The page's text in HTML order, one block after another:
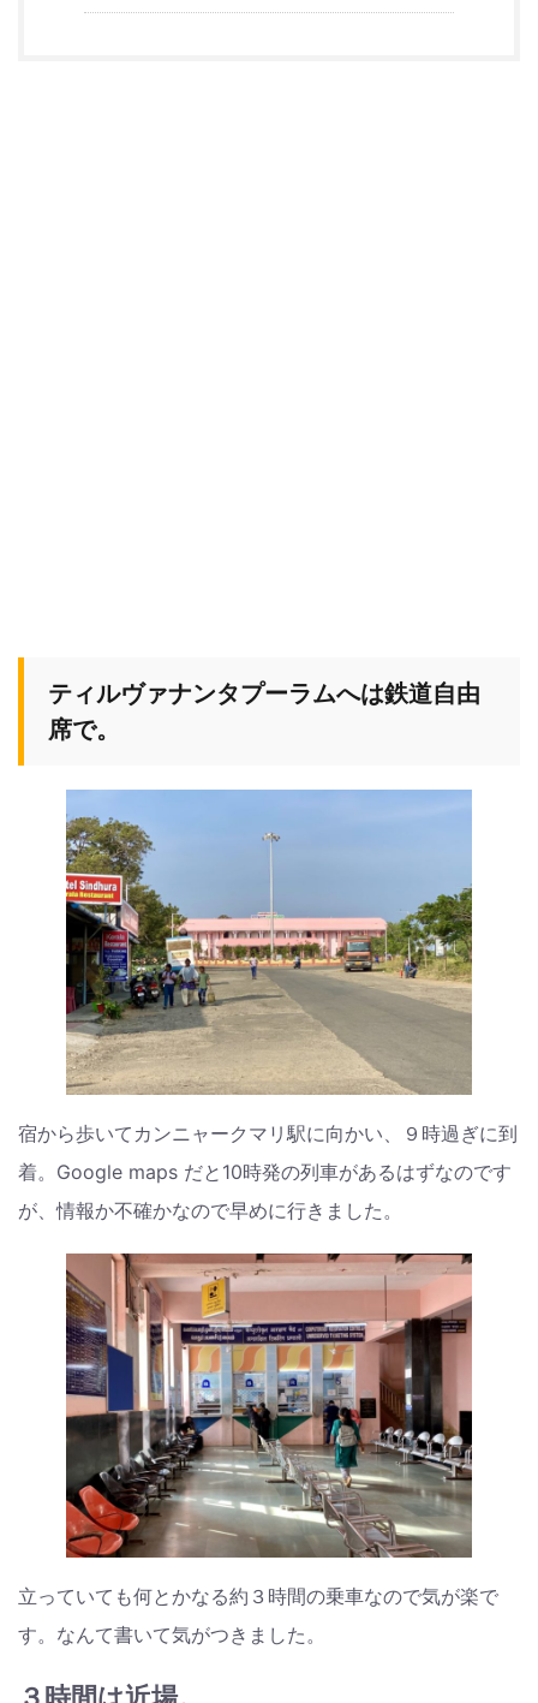
ティルヴァナンタプーラムへは鉄道自由
席で。
宿から歩いてカンニャークマリ駅に向かい、９時過ぎに到
着。Google maps だと10時発の列車があるはずなのです
が、情報か不確かなので早めに行きました。
立っていても何とかなる約３時間の乗車なので気が楽で
す。なんて書いて気がつきました。